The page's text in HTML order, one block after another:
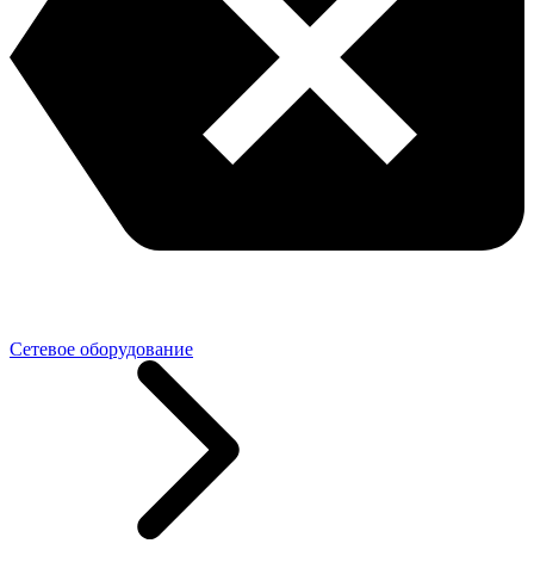
Сетевое оборудование